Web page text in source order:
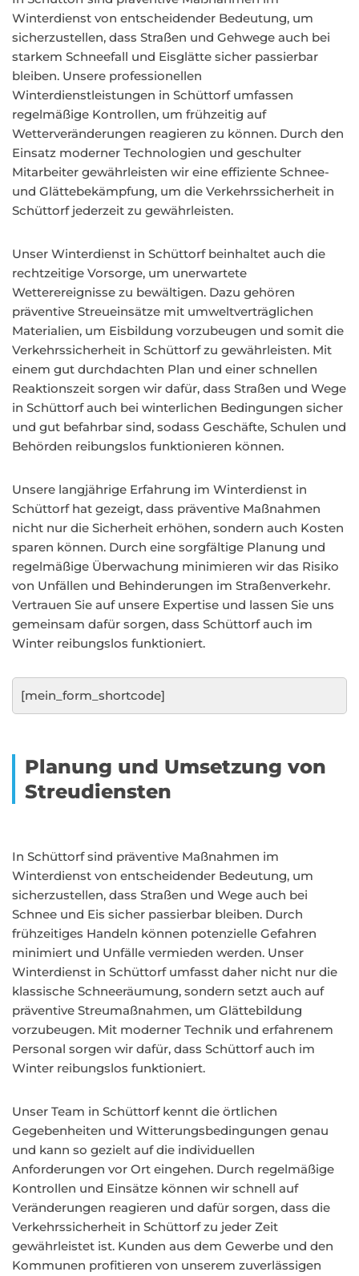
Winterdienst von entscheidender Bedeutung, um
sicherzustellen, dass Straßen und Gehwege auch bei
starkem Schneefall und Eisglätte sicher passierbar
bleiben. Unsere professionellen
Winterdienstleistungen in Schüttorf umfassen
regelmäßige Kontrollen, um frühzeitig auf
Wetterveränderungen reagieren zu können. Durch den
Einsatz moderner Technologien und geschulter
Mitarbeiter gewährleisten wir eine effiziente Schnee-
und Glättebekämpfung, um die Verkehrssicherheit in
Schüttorf jederzeit zu gewährleisten.
Unser Winterdienst in Schüttorf beinhaltet auch die
rechtzeitige Vorsorge, um unerwartete
Wetterereignisse zu bewältigen. Dazu gehören
präventive Streueinsätze mit umweltverträglichen
Materialien, um Eisbildung vorzubeugen und somit die
Verkehrssicherheit in Schüttorf zu gewährleisten. Mit
einem gut durchdachten Plan und einer schnellen
Reaktionszeit sorgen wir dafür, dass Straßen und Wege
in Schüttorf auch bei winterlichen Bedingungen sicher
und gut befahrbar sind, sodass Geschäfte, Schulen und
Behörden reibungslos funktionieren können.
Unsere langjährige Erfahrung im Winterdienst in
Schüttorf hat gezeigt, dass präventive Maßnahmen
nicht nur die Sicherheit erhöhen, sondern auch Kosten
sparen können. Durch eine sorgfältige Planung und
regelmäßige Überwachung minimieren wir das Risiko
von Unfällen und Behinderungen im Straßenverkehr.
Vertrauen Sie auf unsere Expertise und lassen Sie uns
gemeinsam dafür sorgen, dass Schüttorf auch im
Winter reibungslos funktioniert.
[mein_form_shortcode]
Planung und Umsetzung von
Streudiensten
In Schüttorf sind präventive Maßnahmen im
Winterdienst von entscheidender Bedeutung, um
sicherzustellen, dass Straßen und Wege auch bei
Schnee und Eis sicher passierbar bleiben. Durch
frühzeitiges Handeln können potenzielle Gefahren
minimiert und Unfälle vermieden werden. Unser
Winterdienst in Schüttorf umfasst daher nicht nur die
klassische Schneeräumung, sondern setzt auch auf
präventive Streumaßnahmen, um Glättebildung
vorzubeugen. Mit moderner Technik und erfahrenem
Personal sorgen wir dafür, dass Schüttorf auch im
Winter reibungslos funktioniert.
Unser Team in Schüttorf kennt die örtlichen
Gegebenheiten und Witterungsbedingungen genau
und kann so gezielt auf die individuellen
Anforderungen vor Ort eingehen. Durch regelmäßige
Kontrollen und Einsätze können wir schnell auf
Veränderungen reagieren und dafür sorgen, dass die
Verkehrssicherheit in Schüttorf zu jeder Zeit
gewährleistet ist. Kunden aus dem Gewerbe und den
Kommunen profitieren von unserem zuverlässigen